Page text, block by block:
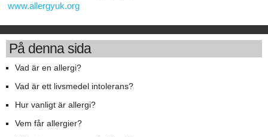
www.allergyuk.org
På denna sida
Vad är en allergi?
Vad är ett livsmedel intolerans?
Hur vanligt är allergi?
Vem får allergier?